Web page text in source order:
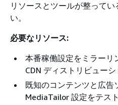
リソースとツールが整って
い。
必要なリソース:
本番稼働設定をミラーリ
CDN ディストリビュー
既知のコンテンツと広告
MediaTailor 設定をテス